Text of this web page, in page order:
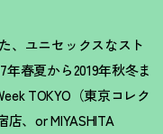
、ユニセックスなスト
春夏から2019年秋冬ま
TOKYO（東京コレク
、or MIYASHITA